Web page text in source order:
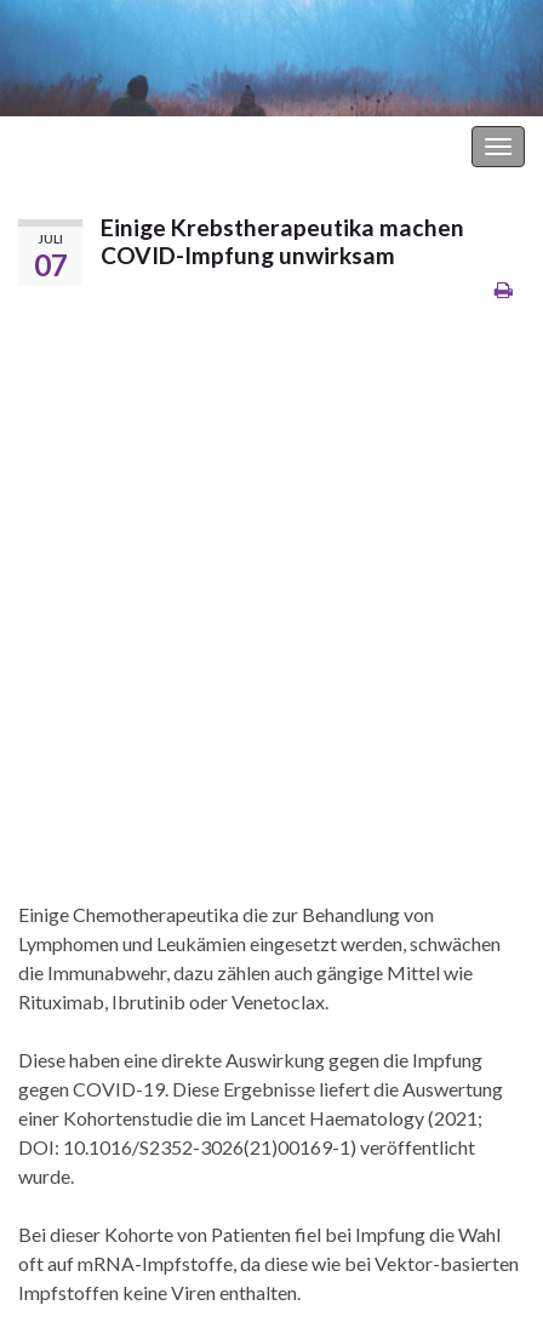
JULI
07
Einige Krebstherapeutika machen
COVID-Impfung unwirksam
Einige Chemotherapeutika die zur Behandlung von
Lymphomen und Leukämien eingesetzt werden, schwächen
die Immunabwehr, dazu zählen auch gängige Mittel wie
Rituximab, Ibrutinib oder Venetoclax.
Diese haben eine direkte Auswirkung gegen die Impfung
gegen COVID-19. Diese Ergebnisse liefert die Auswertung
einer Kohortenstudie die im Lancet Haematology (2021;
DOI: 10.1016/S2352-3026(21)00169-1) veröffentlicht
wurde.
Bei dieser Kohorte von Patienten fiel bei Impfung die Wahl
oft auf mRNA-Impfstoffe, da diese wie bei Vektor-basierten
Impfstoffen keine Viren enthalten.